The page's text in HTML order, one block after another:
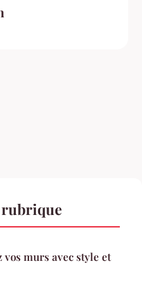
rubrique
murs avec style et